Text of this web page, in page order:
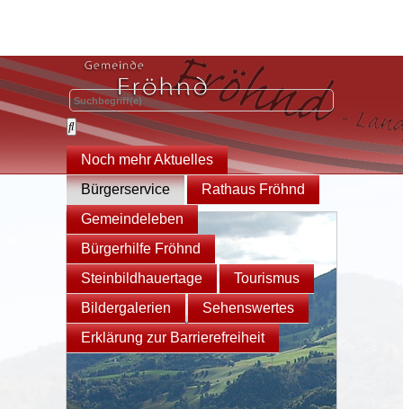
Noch mehr Aktuelles
Bürgerservice
Rathaus Fröhnd
Gemeindeleben
Bürgerhilfe Fröhnd
Steinbildhauertage
Tourismus
Bildergalerien
Sehenswertes
Erklärung zur Barrierefreiheit